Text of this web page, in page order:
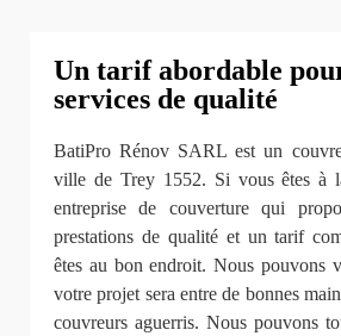
Un tarif abordable
services de qualité
BatiPro Rénov SARL est un
ville de Trey 1552. Si vous êtes à
entreprise de couverture qui
prestations de qualité et un tarif
êtes au bon endroit. Nous pouvons
votre projet sera entre de bonnes
couvreurs aguerris. Nous pouvons